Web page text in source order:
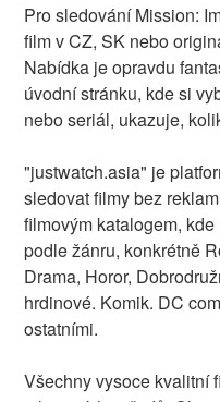
Pro sledování Mission:
film v CZ, SK nebo
Nabídka je opravdu
úvodní stránku, kde si
nebo seriál, ukazuje,
"justwatch.asia" je
sledovat filmy bez
filmovým katalogem,
podle žánru, konkrétně
Drama, Horor,
hrdinové. Komik. DC
ostatními.
Všechny vysoce kvalitní